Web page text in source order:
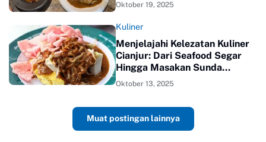
Oktober 19, 2025
Kuliner
Menjelajahi Kelezatan Kuliner
Cianjur: Dari Seafood Segar
Hingga Masakan Sunda
Autentik
Oktober 13, 2025
Muat postingan lainnya